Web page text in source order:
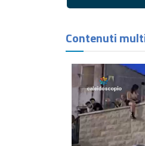
Contenuti